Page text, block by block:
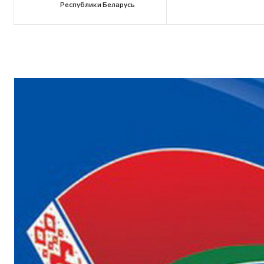
Республики Беларусь